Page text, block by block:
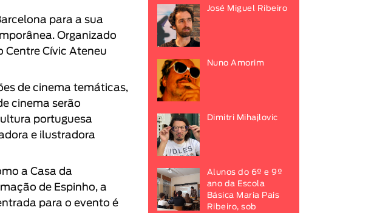
para a sua
Organizado
Centre Cívic Ateneu
de cinema temáticas,
cinema serão
portuguesa
e ilustradora
a Casa da
de Espinho, a
para o evento é
José Miguel Ribeiro
Nuno Amorim
Dimitri Mihajlovic
Alunos do 6º e 9º
ano da Escola
Básica Maria Pais
Ribeiro, sob